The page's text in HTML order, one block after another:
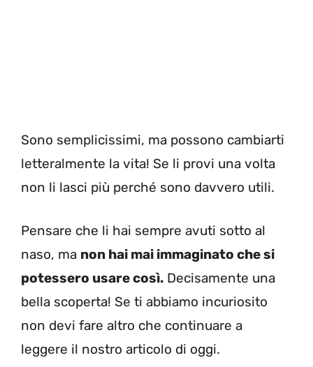
Sono semplicissimi, ma possono cambiarti
letteralmente la vita! Se li provi una volta
non li lasci più perché sono davvero utili.
Pensare che li hai sempre avuti sotto al
naso, ma non hai mai immaginato che si
potessero usare così. Decisamente una
bella scoperta! Se ti abbiamo incuriosito
non devi fare altro che continuare a
leggere il nostro articolo di oggi.